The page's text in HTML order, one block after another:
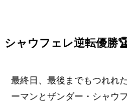
シャウフェレ逆転優勝
最終日、最後までもつれれ
ーマンとザンダー・シャウフ